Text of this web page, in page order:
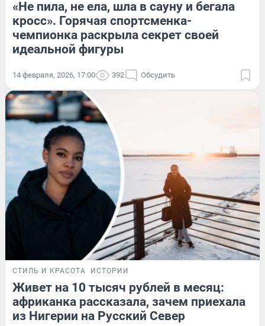
«Не пила, не ела, шла в сауну и бегала
кросс». Горячая спортсменка-
чемпионка раскрыла секрет своей
идеальной фигуры
14 февраля, 2026, 17:00 392 Обсудить
СТИЛЬ И КРАСОТА ИСТОРИИ
Живет на 10 тысяч рублей в месяц:
африканка рассказала, зачем приехала
из Нигерии на Русский Север